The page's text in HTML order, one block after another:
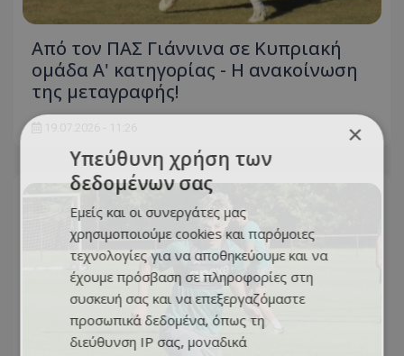
Από τον ΠΑΣ Γιάννινα σε Κυπριακή
ομάδα Α' κατηγορίας - Η ανακοίνωση
της μεταγραφής!
×
Υπεύθυνη χρήση των
δεδομένων σας
Εμείς και οι συνεργάτες μας
χρησιμοποιούμε cookies και παρόμοιες
τεχνολογίες για να αποθηκεύουμε και να
έχουμε πρόσβαση σε πληροφορίες στη
συσκευή σας και να επεξεργαζόμαστε
προσωπικά δεδομένα, όπως τη
διεύθυνση IP σας, μοναδικά